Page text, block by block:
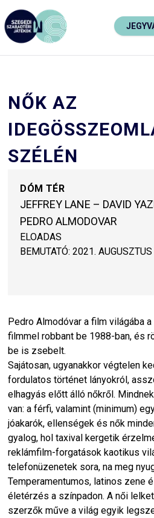
NŐK AZ
SZÉLÉN
DÓM TÉR
JEFFREY LANE – DAVID
PEDRO ALMODOVAR
ELOADAS
BEMUTATÓ: 2021. AUGUSZTUS
Pedro Almodóvar a film világába
filmmel robbant be 1988-ban, és
be is zsebelt.
Sajátosan, ugyanakkor végtelen
fordulatos történet lányokról,
elhagyás előtt álló nőkről.
van: a férfi, valamint (minimum)
jóakarók, ellenségek és nők
gyalog, hol taxival kergetik
reklámfilm-forgatások kaotikus
telefonüzenetek sora, na meg
Temperamentumos, latinos zene
életérzés a színpadon. A női
szerzők műve a világ egyik